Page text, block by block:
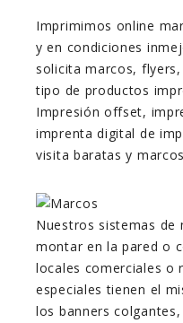
Imprimimos online
y en condiciones
solicita marcos,
tipo de productos
Impresión offset,
imprenta digital de
visita baratas y
Nuestros sistemas de
montar en la pared o
locales comerciales o
especiales tienen el
los banners